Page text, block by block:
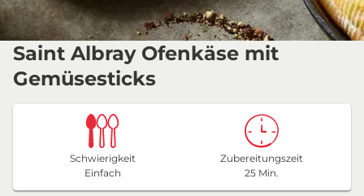
Saint Albray Ofenkäse mit
Gemüsesticks
Schwierigkeit
Einfach
Zubereitungszeit
25 Min.